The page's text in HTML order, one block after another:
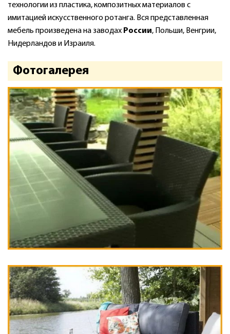
технологии из пластика, композитных материалов с
имитацией искусственного ротанга. Вся представленная
мебель произведена на заводах России, Польши, Венгрии,
Нидерландов и Израиля.
Фотогалерея